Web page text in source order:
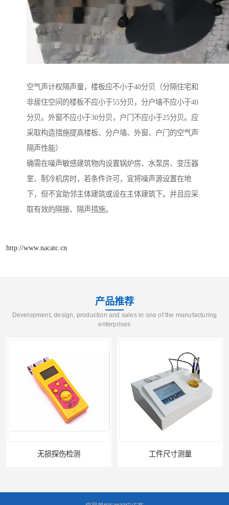
空气声计权隔声量，楼板应不小于40分贝（分隔住宅和
非居住空间的楼板不应小于55分贝，分户墙不应小于40
分贝。外窗不应小于30分贝，户门不应小于25分贝。应
采取构造措施提高楼板、分户墙、外窗、户门的空气声
隔声性能）
确需在噪声敏感建筑物内设置锅炉房、水泵房、变压器
室、制冷机房时，若条件许可，宜将噪声源设置在地
下，但不宜助邻主体建筑或设在主体建筑下。并且应采
取有效的隔振、隔声措施。
http://www.nacatc.cn
产品推荐
Development, design, production and sales in one of the manufacturing
enterprises
工件尺寸测量